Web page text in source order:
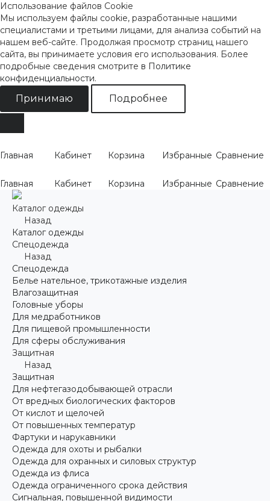
Использование файлов Cookie
Мы используем файлы cookie, разработанные нашими
специалистами и третьими лицами, для анализа событий на
нашем веб-сайте. Продолжая просмотр страниц нашего
сайта, вы принимаете условия его использования. Более
подробные сведения смотрите в Политике
конфиденциальности.
Принимаю Подробнее
Главная Кабинет Корзина Избранные Сравнение
Главная Кабинет Корзина Избранные Сравнение
Каталог одежды
Назад
Каталог одежды
Спецодежда
Назад
Спецодежда
Белье нательное, трикотажные изделия
Влагозащитная
Головные уборы
Для медработников
Для пищевой промышленности
Для сферы обслуживания
Защитная
Назад
Защитная
Для нефтегазодобывающей отрасли
От вредных биологических факторов
От кислот и щелочей
От повышенных температур
Фартуки и нарукавники
Одежда для охоты и рыбалки
Одежда для охранных и силовых структур
Одежда из флиса
Одежда ограниченного срока действия
Сигнальная, повышенной видимости